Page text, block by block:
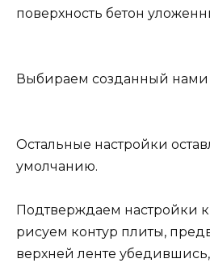
поверхность бетон
Выбираем созданный нами
Остальные настройки
умолчанию.
Подтверждаем настройки
рисуем контур плиты,
верхней ленте